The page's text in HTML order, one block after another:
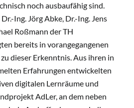
noch ausbaufähig sind.
Ing. Jörg Abke, Dr.-Ing. Jens
Roßmann der TH
bereits in vorangegangenen
dieser Erkenntnis. Aus ihren in
Erfahrungen entwickelten
digitalen Lernräume und
AdLer, an dem neben